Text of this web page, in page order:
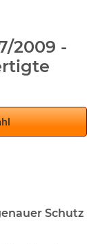
2009 -
Schutz